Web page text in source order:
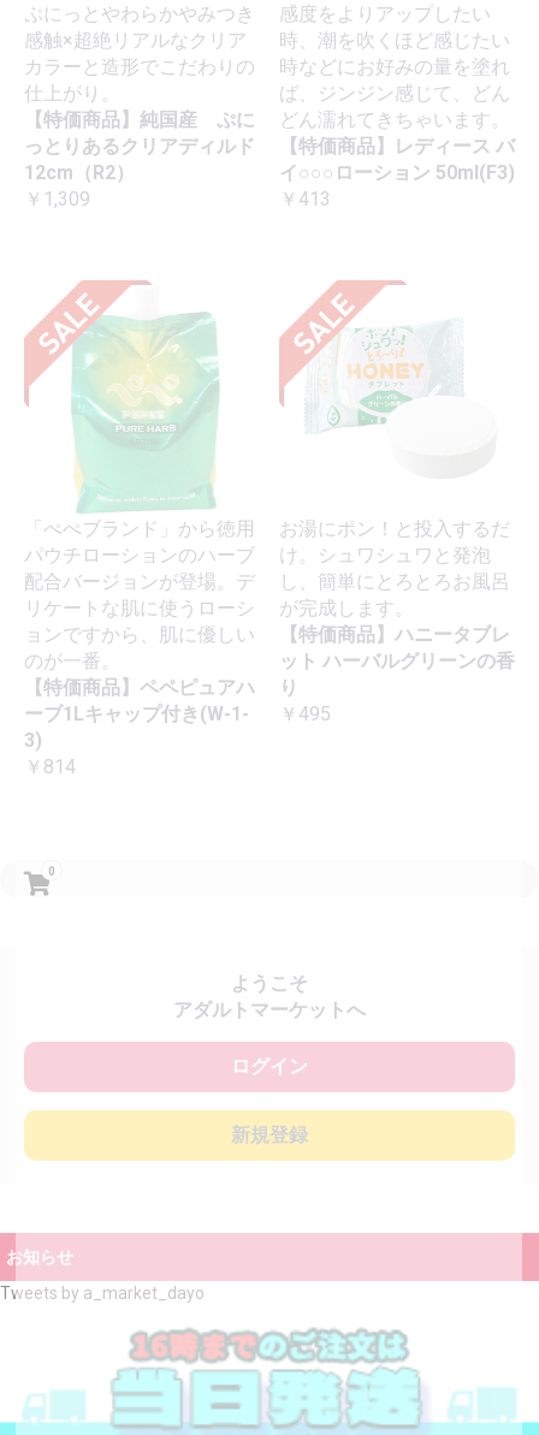
0
ようこそ
アダルトマーケットへ
ログイン
新規登録
お知らせ
Tweets by a_market_dayo
ぷにっとやわらかやみつき
感触×超絶リアルなクリア
カラーと造形でこだわりの
仕上がり。
【特価商品】純国産 ぷに
っとりあるクリアディルド
12cm（R2）
￥1,309
感度をよりアップしたい
時、潮を吹くほど感じたい
時などにお好みの量を塗れ
ば、ジンジン感じて、どん
どん濡れてきちゃいます。
【特価商品】レディース バ
イ○○○ローション 50ml(F3)
￥413
「ぺぺブランド」から徳用
パウチローションのハーブ
配合バージョンが登場。デ
リケートな肌に使うローシ
ョンですから、肌に優しい
のが一番。
【特価商品】ペペピュアハ
ーブ1Lキャップ付き(W-1-
3)
￥814
お湯にポン！と投入するだ
け。シュワシュワと発泡
し、簡単にとろとろお風呂
が完成します。
【特価商品】ハニータブレ
ット ハーバルグリーンの香
り
￥495